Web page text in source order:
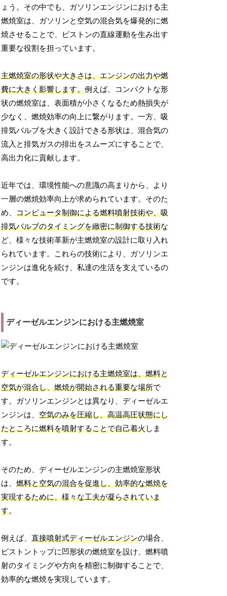
ょう。その中でも、ガソリンエンジンにおける主
燃焼室は、ガソリンと空気の混合気を爆発的に燃
焼させることで、ピストンの直線運動を生み出す
重要な役割を担っています。
主燃焼室の形状や大きさは、エンジンの出力や燃
費に大きく影響します。例えば、コンパクトな形
状の燃焼室は、表面積が小さくなるため熱損失が
少なく、燃焼効率の向上に繋がります。一方、吸
排気バルブを大きく設計できる形状は、混合気の
流入と排気ガスの排出をスムーズにすることで、
高出力化に貢献します。
近年では、環境性能への意識の高まりから、より
一層の燃焼効率向上が求められています。そのた
め、コンピュータ制御による燃料噴射技術や、吸
排気バルブのタイミングを緻密に制御する技術な
ど、様々な技術革新が主燃焼室の設計に取り入れ
られています。これらの技術により、ガソリンエ
ンジンは進化を続け、私達の生活を支えているの
です。
ディーゼルエンジンにおける主燃焼室
ディーゼルエンジンにおける主燃焼室は、燃料と
空気が混合し、燃焼が開始される重要な場所で
す。ガソリンエンジンとは異なり、ディーゼルエ
ンジンは、空気のみを圧縮し、高温高圧状態にし
たところに燃料を噴射することで自己着火しま
す。
そのため、ディーゼルエンジンの主燃焼室形状
は、燃料と空気の混合を促進し、効率的な燃焼を
実現するために、様々な工夫が凝らされていま
す。
例えば、直接噴射式ディーゼルエンジンの場合、
ピストントップに凹形状の燃焼室を設け、燃料噴
射のタイミングや方向を精密に制御することで、
効率的な燃焼を実現しています。